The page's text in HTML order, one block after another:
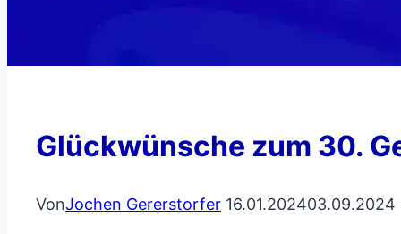
Glückwünsche zum 30.
VonJochen Gererstorfer 16.01.202403.09.2024